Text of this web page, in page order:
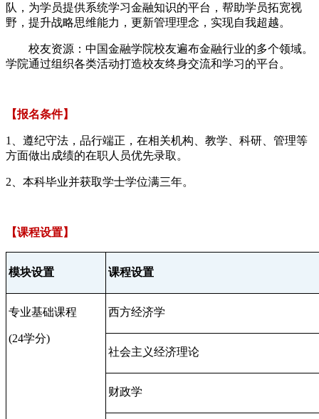
队，为学员提供系统学习金融知识的平台，帮助学员拓宽视
野，提升战略思维能力，更新管理理念，实现自我超越。
校友资源：中国金融学院校友遍布金融行业的多个领域。
学院通过组织各类活动打造校友终身交流和学习的平台。
【报名条件】
1、遵纪守法，品行端正，在相关机构、教学、科研、管理等
方面做出成绩的在职人员优先录取。
2、本科毕业并获取学士学位满三年。
【课程设置】
模块设置 课程设置
专业基础课程
(24学分)
西方经济学
社会主义经济理论
财政学